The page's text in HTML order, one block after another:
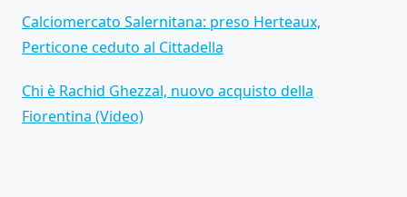
Calciomercato Salernitana: preso Herteaux,
Perticone ceduto al Cittadella
Chi è Rachid Ghezzal, nuovo acquisto della
Fiorentina (Video)